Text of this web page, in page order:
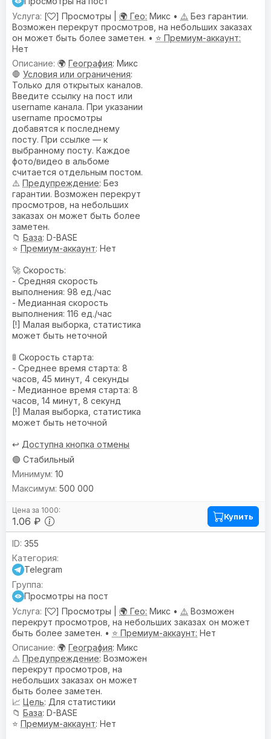
[
] Просмотры | 🌍 Гео: Микс • ⚠️ Без гарантии.
Возможен перекрут просмотров, на небольших заказах
он может быть более заметен. • ⭐ Премиум-аккаунт:
Нет
🌍 География: Микс
🛑 Условия или ограничения:
Только для открытых каналов.
Введите ссылку на пост или
username канала. При указании
username просмотры
добавятся к последнему
посту. При ссылке — к
выбранному посту. Каждое
фото/видео в альбоме
считается отдельным постом.
⚠️ Предупреждениe: Без
гарантии. Возможен перекрут
просмотров, на небольших
заказах он может быть более
заметен.
📁 База: D-BASE
⭐ Премиум-аккаунт: Нет
🚀 Скорость:
- Средняя скорость
выполнения: 98 ед./час
- Медианная скорость
выполнения: 116 ед./час
[!] Малая выборка, статистика
может быть неточной
🚦 Скорость старта:
- Среднее время старта: 8
часов, 45 минут, 4 секунды
- Медианное время старта: 8
часов, 14 минут, 8 секунд
[!] Малая выборка, статистика
может быть неточной
↩️ Доступна кнопка отмены
🟢 Стабильный
1.06 ₽
10
500 000
Купить
355
Telegram
Просмотры на пост
[
] Просмотры | 🌍 Гео: Микс • ⚠️ Возможен
перекрут просмотров, на небольших заказах он может
быть более заметен. • ⭐ Премиум-аккаунт: Нет
🌍 География: Микс
⚠️ Предупреждениe: Возможен
перекрут просмотров, на
небольших заказах он может
быть более заметен.
📈 Цель: Для статистики
📁 База: D-BASE
⭐ Премиум-аккаунт: Нет